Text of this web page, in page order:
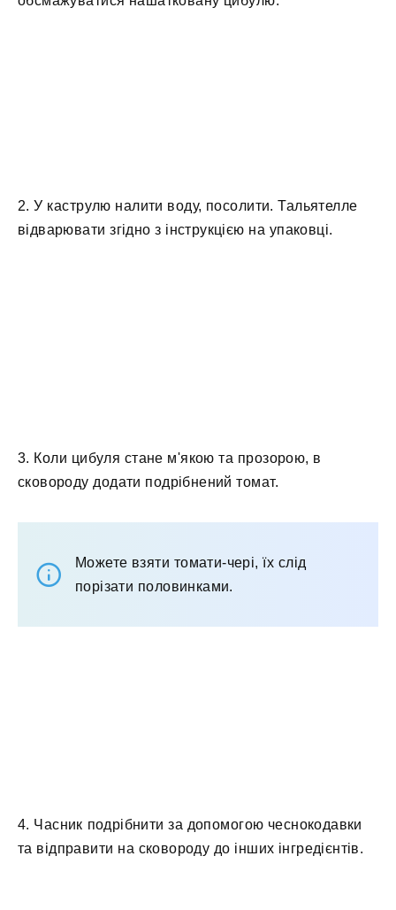
2. У каструлю налити воду, посолити. Тальятелле
відварювати згідно з інструкцією на упаковці.
3. Коли цибуля стане м'якою та прозорою, в
сковороду додати подрібнений томат.
Можете взяти томати-чері, їх слід
порізати половинками.
4. Часник подрібнити за допомогою чеснокодавки
та відправити на сковороду до інших інгредієнтів.